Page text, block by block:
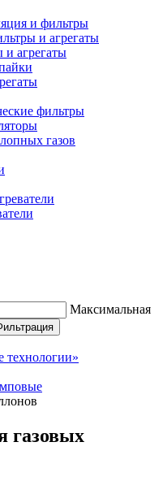
и фильтры
и агрегаты
и агрегаты
фильтры
газов
Максимальная
газовых